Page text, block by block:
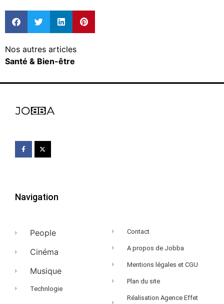
Nos autres articles
Santé & Bien-être
Navigation
People
Cinéma
Musique
Technlogie
Contact
A propos de Jobba
Mentions légales et CGU
Plan du site
Réalisation Agence Effet